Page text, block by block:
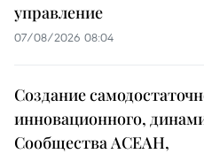
управление
07/08/2026 08:04
Создание
инновационного,
Сообщества АСЕАН,